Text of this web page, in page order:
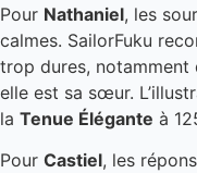
Pour Nathaniel, les
calmes. SailorFuku
trop dures, notamment
elle est sa sœur.
la Tenue Élégante à
Pour Castiel, les